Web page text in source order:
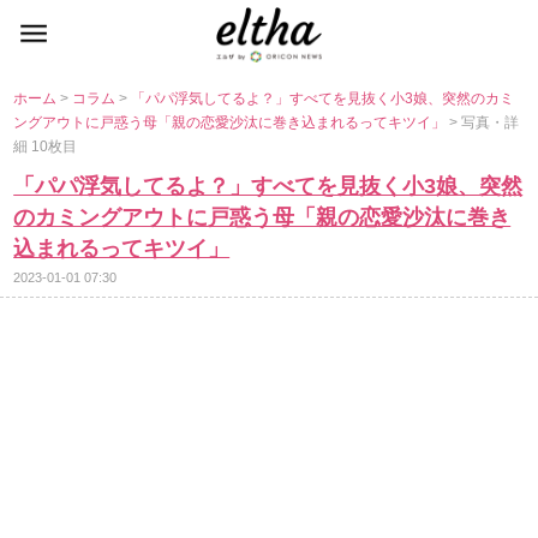
ホーム> コラム>
「パパ浮気してるよ？」すべてを見抜く小3娘、突然のカミ
ングアウトに戸惑う母「親の恋愛沙汰に巻き込まれるってキツイ」> 写真・詳
細 10枚目
「パパ浮気してるよ？」すべてを見抜く小3娘、突然
のカミングアウトに戸惑う母「親の恋愛沙汰に巻き
込まれるってキツイ」
2023-01-01 07:30